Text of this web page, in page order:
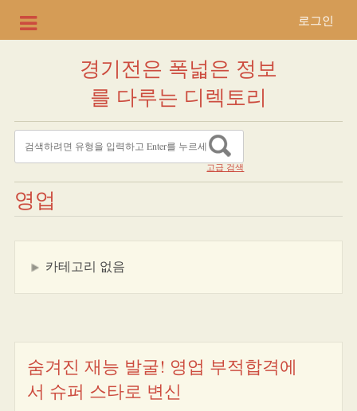
로그인
경기전은 폭넓은 정보
를 다루는 디렉토리
고급 검색
영업
카테고리 없음
숨겨진 재능 발굴! 영업 부적합격에
서 슈퍼 스타로 변신